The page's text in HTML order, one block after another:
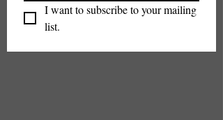
I want to subscribe to your mailing
list.